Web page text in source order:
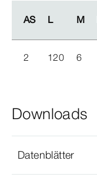
AS L M
AS L M
2 120 6
Downloads
Datenblätter